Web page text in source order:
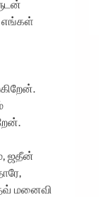
எங்கள்
ஜதீன்
மனைவி